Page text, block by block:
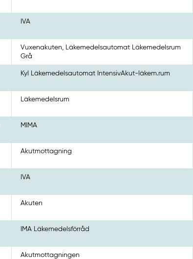
IVA
Vuxenakuten, Läkemedelsautomat Läkemedelsrum
Grå
Kyl Läkemedelsautomat IntensivAkut-läkem.rum
Läkemedelsrum
MIMA
Akutmottagning
IVA
Akuten
IMA Läkemedelsförråd
Akutmottagningen